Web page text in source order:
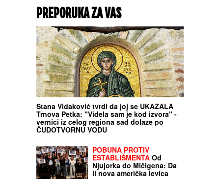
PREPORUKA ZA VAS
Stana Vidaković tvrdi da joj se UKAZALA
Trnova Petka: "Videla sam je kod izvora" -
vernici iz celog regiona sad dolaze po
ČUDOTVORNU VODU
POBUNA PROTIV
ESTABLIŠMENTA Od
Njujorka do Mičigena: Da
li nova američka levica